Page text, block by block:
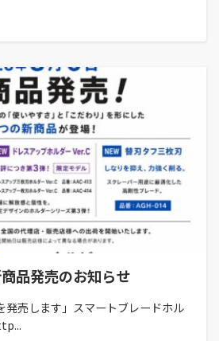
品発売のお知らせ
発売します」スマートブレードホル